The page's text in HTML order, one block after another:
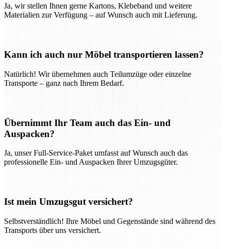
Ja, wir stellen Ihnen gerne Kartons, Klebeband und weitere
Materialien zur Verfügung – auf Wunsch auch mit Lieferung.
Kann ich auch nur Möbel transportieren lassen?
Natürlich! Wir übernehmen auch Teilumzüge oder einzelne
Transporte – ganz nach Ihrem Bedarf.
Übernimmt Ihr Team auch das Ein- und
Auspacken?
Ja, unser Full-Service-Paket umfasst auf Wunsch auch das
professionelle Ein- und Auspacken Ihrer Umzugsgüter.
Ist mein Umzugsgut versichert?
Selbstverständlich! Ihre Möbel und Gegenstände sind während des
Transports über uns versichert.